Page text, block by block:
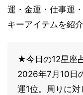
運・金運・仕事運
キーアイテムを紹
★今日の12星座
2026年7月10日
運1位。周りに